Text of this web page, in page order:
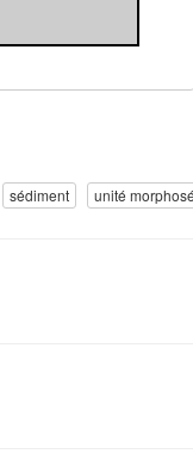
sédiment unité